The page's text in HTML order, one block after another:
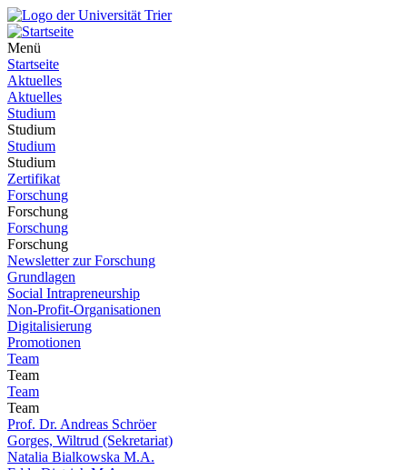
Menü
Startseite
Aktuelles
Aktuelles
Studium
Studium
Studium
Studium
Zertifikat
Forschung
Forschung
Forschung
Forschung
Newsletter zur Forschung
Grundlagen
Social Intrapreneurship
Non-Profit-Organisationen
Digitalisierung
Promotionen
Team
Team
Team
Team
Prof. Dr. Andreas Schröer
Gorges, Wiltrud (Sekretariat)
Natalia Bialkowska M.A.